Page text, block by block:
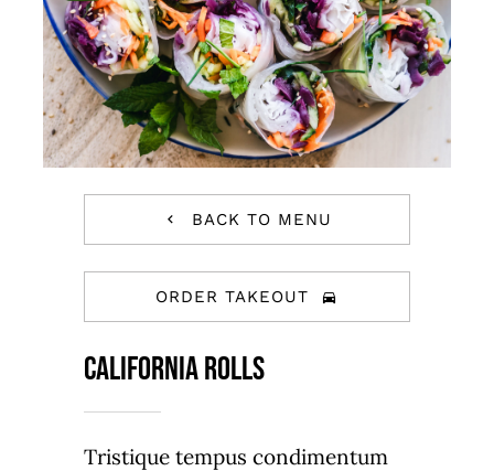
Jobs
Occasions
BACK TO MENU
ORDER TAKEOUT
California Rolls
Tristique tempus condimentum